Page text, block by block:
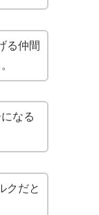
る仲間
なる
クだと